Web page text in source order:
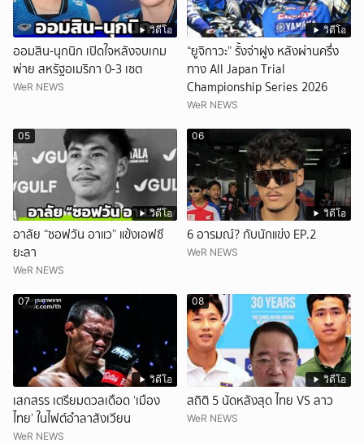
วิดีโอ
ออมสิน-นุกนิก เปิดใจหลังจบเกม
พ่าย สหรัฐอเมริกา 0-3 เซต
WeR NEWS
วิดีโอ
“ยูจิกาวะ” รั้งจ่าฝูง หลังผ่านครึ่ง
ทาง All Japan Trial
Championship Series 2026
WeR NEWS
วิดีโอ
05
อาลัย “ซอฟวัน อาแว” แข้งเอฟซี
ยะลา
WeR NEWS
วิดีโอ
06
6 อารมณ์? กับนักแข่ง EP.2
WeR NEWS
วิดีโอ
07
เสกสรร เตรียมดวลเดือด ‘เมือง
ไทย’ ในไฟต์อำลาสังเวียน
WeR NEWS
วิดีโอ
08
สถิติ 5 นัดหลังสุด ไทย VS ลาว
WeR NEWS